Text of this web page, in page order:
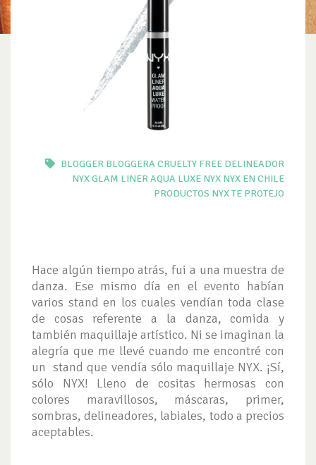
BLOGGER BLOGGERA CRUELTY FREE DELINEADOR
NYXGLAM LINER AQUA LUXE NYX NYX EN CHILE
PRODUCTOS NYXTE PROTEJO
Hace algún tiempo atrás, fui a una muestra de
danza. Ese mismo día en el evento habían
varios stand en los cuales vendían toda clase
de cosas referente a la danza, comida y
también maquillaje artístico. Ni se imaginan la
alegría que me llevé cuando me encontré con
un stand que vendía sólo maquillaje NYX. ¡Sí,
sólo NYX! Lleno de cositas hermosas con
colores maravillosos, máscaras, primer,
sombras, delineadores, labiales, todo a precios
aceptables.